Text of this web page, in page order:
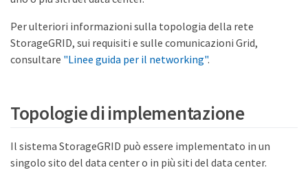
Per ulteriori informazioni sulla topologia della rete
StorageGRID, sui requisiti e sulle comunicazioni Grid,
consultare "Linee guida per il networking".
Topologie di implementazione
Il sistema StorageGRID può essere implementato in un
singolo sito del data center o in più siti del data center.